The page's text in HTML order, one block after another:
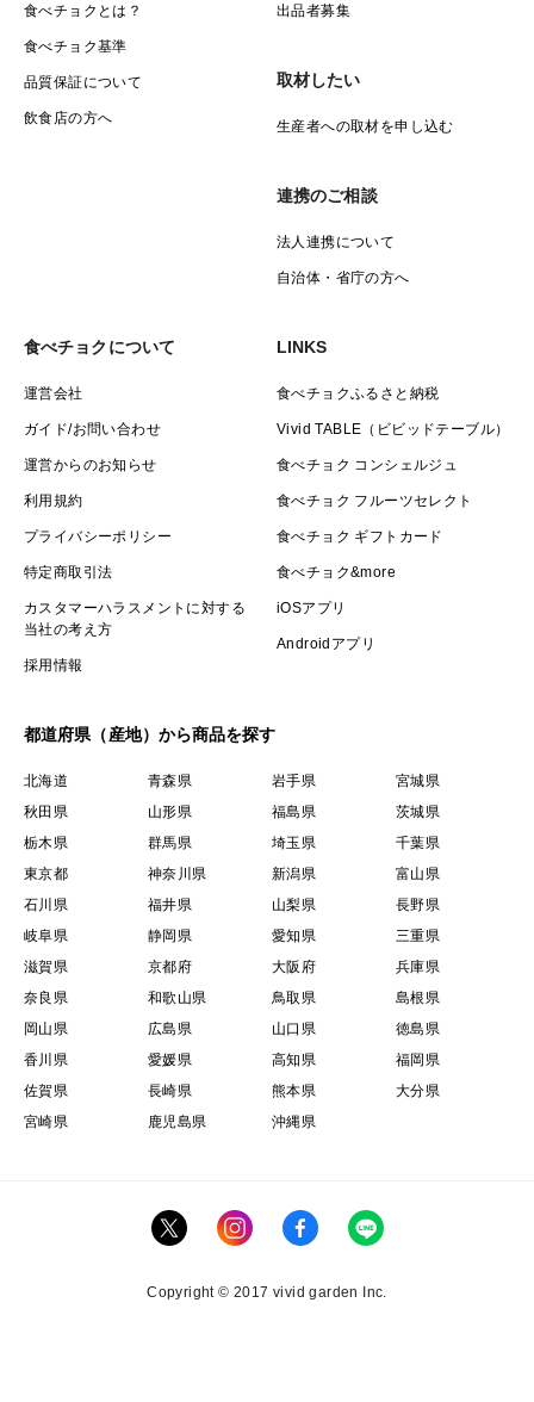
食べチョクとは？
食べチョク基準
品質保証について
飲食店の方へ
出品者募集
取材したい
生産者への取材を申し込む
連携のご相談
法人連携について
自治体・省庁の方へ
食べチョクについて
運営会社
ガイド/お問い合わせ
運営からのお知らせ
利用規約
プライバシーポリシー
特定商取引法
カスタマーハラスメントに対する
当社の考え方
採用情報
LINKS
食べチョクふるさと納税
Vivid TABLE（ビビッドテーブル）
食べチョク コンシェルジュ
食べチョク フルーツセレクト
食べチョク ギフトカード
食べチョク&more
iOSアプリ
Androidアプリ
都道府県（産地）から商品を探す
北海道 青森県 岩手県
宮城県
秋田県
山形県 福島県
茨城県
栃木県
群馬県 埼玉県
千葉県
東京都
神奈川県 新潟県
富山県
石川県
福井県 山梨県
長野県
岐阜県
静岡県 愛知県
三重県
滋賀県
京都府 大阪府
兵庫県
奈良県
和歌山県 鳥取県
島根県
岡山県
広島県 山口県
徳島県
香川県
愛媛県 高知県
福岡県
佐賀県
長崎県 熊本県
大分県
宮崎県
鹿児島県 沖縄県
Copyright © 2017 vivid garden Inc.